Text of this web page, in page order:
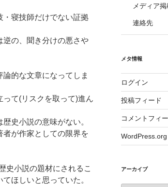
・寝技師だけでない証拠
逆の、聞き分けの悪さや
的な文章になってしま
て(リスクを取って)進ん
史小説の意味がない。
者が作家としての限界を
史小説の題材にされるこ
ほしいと思っていた。
メディア
連絡先
メタ情報
ログイン
投稿フィード
コメントフィ
WordPress.org
アーカイブ